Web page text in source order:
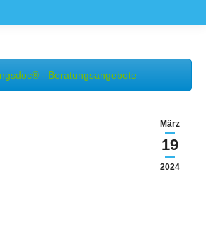
- Beratungsangebote
März
19
2024